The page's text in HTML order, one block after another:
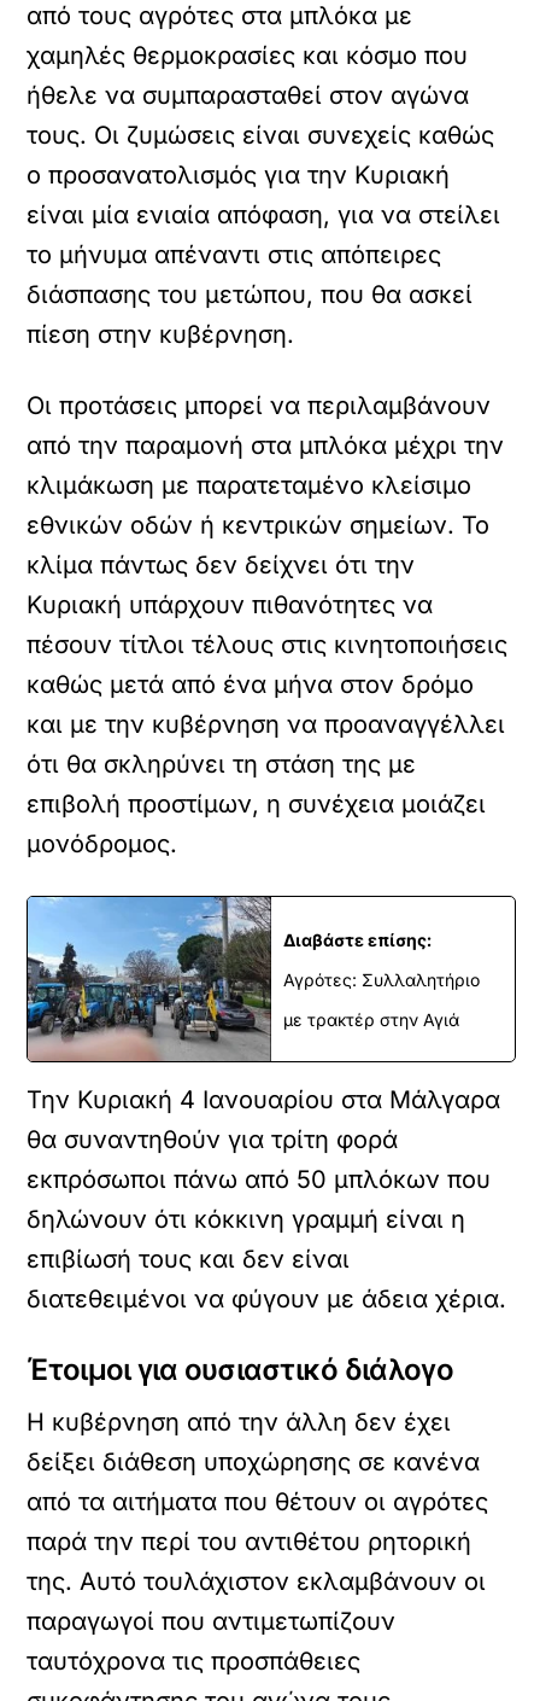
από τους αγρότες στα μπλόκα με
χαμηλές θερμοκρασίες και κόσμο που
ήθελε να συμπαρασταθεί στον αγώνα
τους. Οι ζυμώσεις είναι συνεχείς καθώς
ο προσανατολισμός για την Κυριακή
είναι μία ενιαία απόφαση, για να στείλει
το μήνυμα απέναντι στις απόπειρες
διάσπασης του μετώπου, που θα ασκεί
πίεση στην κυβέρνηση.
Οι προτάσεις μπορεί να περιλαμβάνουν
από την παραμονή στα μπλόκα μέχρι την
κλιμάκωση με παρατεταμένο κλείσιμο
εθνικών οδών ή κεντρικών σημείων. Το
κλίμα πάντως δεν δείχνει ότι την
Κυριακή υπάρχουν πιθανότητες να
πέσουν τίτλοι τέλους στις κινητοποιήσεις
καθώς μετά από ένα μήνα στον δρόμο
και με την κυβέρνηση να προαναγγέλλει
ότι θα σκληρύνει τη στάση της με
επιβολή προστίμων, η συνέχεια μοιάζει
μονόδρομος.
Διαβάστε επίσης:
Αγρότες: Συλλαλητήριο
με τρακτέρ στην Αγιά
Την Κυριακή 4 Ιανουαρίου στα Μάλγαρα
θα συναντηθούν για τρίτη φορά
εκπρόσωποι πάνω από 50 μπλόκων που
δηλώνουν ότι κόκκινη γραμμή είναι η
επιβίωσή τους και δεν είναι
διατεθειμένοι να φύγουν με άδεια χέρια.
Έτοιμοι για ουσιαστικό διάλογο
Η κυβέρνηση από την άλλη δεν έχει
δείξει διάθεση υποχώρησης σε κανένα
από τα αιτήματα που θέτουν οι αγρότες
παρά την περί του αντιθέτου ρητορική
της. Αυτό τουλάχιστον εκλαμβάνουν οι
παραγωγοί που αντιμετωπίζουν
ταυτόχρονα τις προσπάθειες